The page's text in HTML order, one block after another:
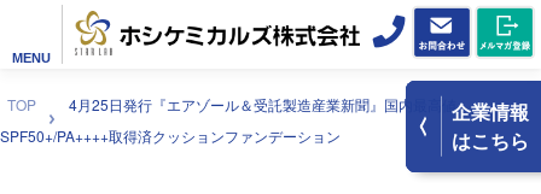
MENU
企業情報
はこちら
TOP
4月25日発行『エアゾール＆受託製造産業新聞』国内最高値
SPF50+/PA++++取得済クッションファンデーション